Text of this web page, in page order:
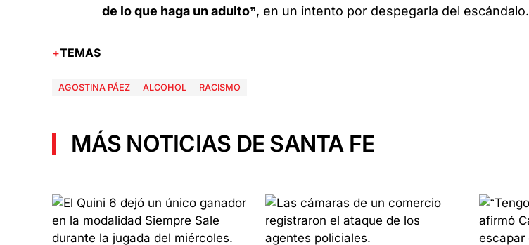
de lo que haga un adulto”, en un intento por despegarla del escándalo.
TEMAS
AGOSTINA PÁEZ ALCOHOL RACISMO
MÁS NOTICIAS DE SANTA FE